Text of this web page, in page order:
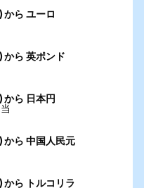
ら ユーロ
ら 英ポンド
ら 日本円
ら 中国人民元
ら トルコリラ